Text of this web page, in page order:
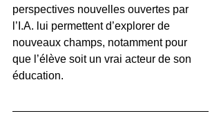
perspectives nouvelles ouvertes par
l’I.A. lui permettent d’explorer de
nouveaux champs, notamment pour
que l’élève soit un vrai acteur de son
éducation.